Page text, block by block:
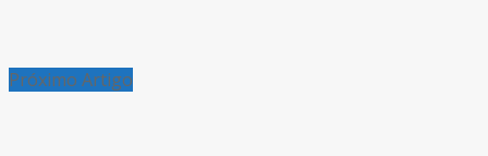
Próximo Artigo